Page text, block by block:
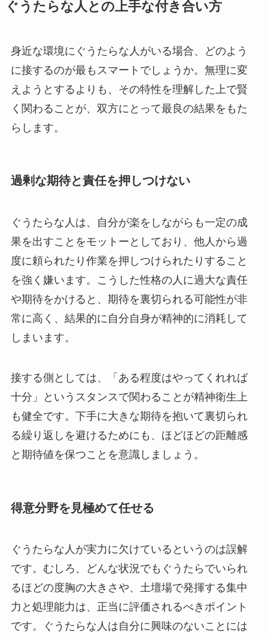
ぐうたらな人との上手な付き合い方
身近な環境にぐうたらな人がいる場合、どのよう
に接するのが最もスマートでしょうか。無理に変
えようとするよりも、その特性を理解した上で賢
く関わることが、双方にとって最良の結果をもた
らします。
過剰な期待と責任を押しつけない
ぐうたらな人は、自分が楽をしながらも一定の成
果を出すことをモットーとしており、他人から過
度に頼られたり作業を押しつけられたりすること
を強く嫌います。こうした性格の人に過大な責任
や期待をかけると、期待を裏切られる可能性が非
常に高く、結果的に自分自身が精神的に消耗して
しまいます。
接する側としては、「ある程度はやってくれれば
十分」というスタンスで関わることが精神衛生上
も健全です。下手に大きな期待を抱いて裏切られ
る繰り返しを避けるためにも、ほどほどの距離感
と期待値を保つことを意識しましょう。
得意分野を見極めて任せる
ぐうたらな人が実力に欠けているというのは誤解
です。むしろ、どんな状況でもぐうたらでいられ
るほどの度胸の大きさや、土壇場で発揮する集中
力と処理能力は、正当に評価されるべきポイント
です。ぐうたらな人は自分に興味のないことには